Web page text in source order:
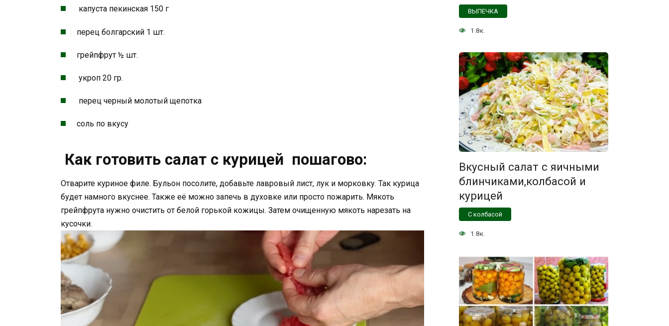
капуста пекинская 150 г
перец болгарский 1 шт.
грейпфрут ½ шт.
укроп 20 гр.
перец черный молотый щепотка
соль по вкусу
Как готовить салат с курицей пошагово:
Отварите куриное филе. Бульон посолите, добавьте лавровый лист, лук и морковку. Так курица
будет намного вкуснее. Также её можно запечь в духовке или просто пожарить. Мякоть
грейпфрута нужно очистить от белой горькой кожицы. Затем очищенную мякоть нарезать на
кусочки.
ВЫПЕЧКА
1.8к.
Вкусный салат с яичными
блинчиками,колбасой и
курицей
С колбасой
1.8к.